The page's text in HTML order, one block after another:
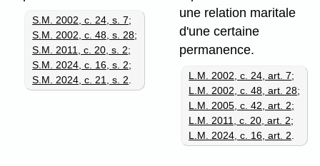
S.M. 2002, c. 24, s. 7;
S.M. 2002, c. 48, s. 28;
S.M. 2011, c. 20, s. 2;
S.M. 2024, c. 16, s. 2;
S.M. 2024, c. 21, s. 2
une relation maritale
d'une certaine
permanence.
L.M. 2002, c. 24, art. 7;
L.M. 2002, c. 48, art. 28;
L.M. 2005, c. 42, art. 2;
L.M. 2011, c. 20, art. 2;
L.M. 2024, c. 16, art. 2